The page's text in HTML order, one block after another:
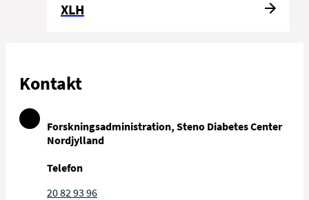
XLH
Kontakt
Forskningsadministration, Steno Diabetes Center
Nordjylland
Telefon
20 82 93 96